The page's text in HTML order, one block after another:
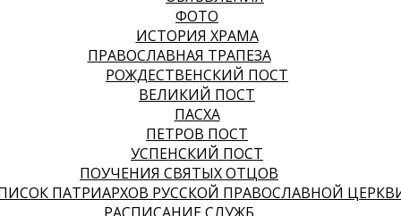
ФОТО
ИСТОРИЯ ХРАМА
ПРАВОСЛАВНАЯ ТРАПЕЗА
РОЖДЕСТВЕНСКИЙ ПОСТ
ВЕЛИКИЙ ПОСТ
ПАСХА
ПЕТРОВ ПОСТ
УСПЕНСКИЙ ПОСТ
ПОУЧЕНИЯ СВЯТЫХ ОТЦОВ
ПАТРИАРХОВ РУССКОЙ ПРАВОСЛАВНОЙ